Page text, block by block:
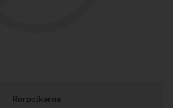
Rörpojkarna